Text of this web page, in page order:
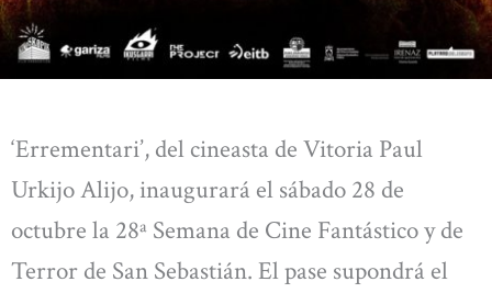
‘Errementari’, del cineasta de Vitoria Paul
Urkijo Alijo, inaugurará el sábado 28 de
octubre la 28ª Semana de Cine Fantástico y de
Terror de San Sebastián. El pase supondrá el